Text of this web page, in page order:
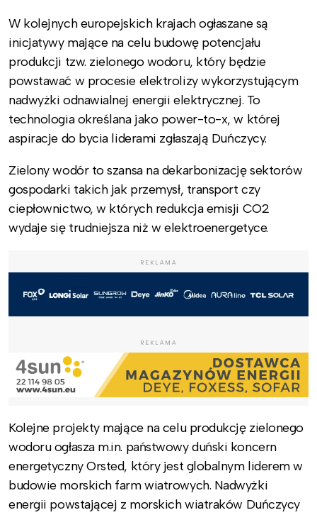
W kolejnych europejskich krajach ogłaszane są
inicjatywy mające na celu budowę potencjału
produkcji tzw. zielonego wodoru, który będzie
powstawać w procesie elektrolizy wykorzystującym
nadwyżki odnawialnej energii elektrycznej. To
technologia określana jako power-to-x, w której
aspiracje do bycia liderami zgłaszają Duńczycy.
Zielony wodór to szansa na dekarbonizację sektorów
gospodarki takich jak przemysł, transport czy
ciepłownictwo, w których redukcja emisji CO2
wydaje się trudniejsza niż w elektroenergetyce.
REKLAMA
REKLAMA
Kolejne projekty mające na celu produkcję zielonego
wodoru ogłasza m.in. państwowy duński koncern
energetyczny Orsted, który jest globalnym liderem w
budowie morskich farm wiatrowych. Nadwyżki
energii powstającej z morskich wiatraków Duńczycy